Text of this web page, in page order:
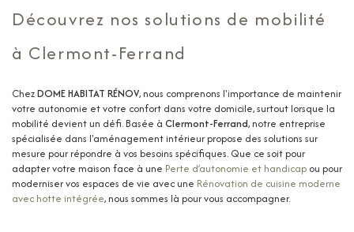
Découvrez nos solutions de mobilité
à Clermont-Ferrand
ChezDOME HABITAT RÉNOV, nous comprenons l'importance de maintenir
votre autonomie et votre confort dans votre domicile, surtout lorsque la
mobilité devient un défi. Basée à Clermont-Ferrand, notre entreprise
spécialisée dans l'aménagement intérieur propose des solutions sur
mesure pour répondre à vos besoins spécifiques. Que ce soit pour
adapter votre maison face à une Perte d’autonomie et handicap ou pour
moderniser vos espaces de vie avec une Rénovation de cuisine moderne
avec hotte intégrée, nous sommes là pour vous accompagner.